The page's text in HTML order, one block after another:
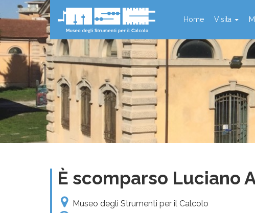
Home Visita
È scomparso Luciano
Museo degli Strumenti per il Calcolo